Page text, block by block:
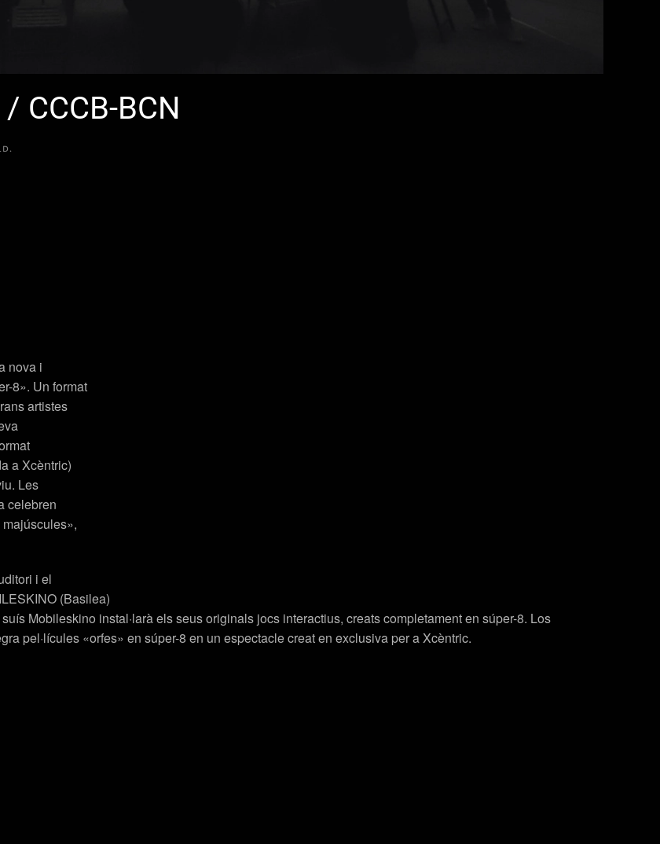
CCCB-BCN
.
nova i
8». Un format
artistes
a Xcèntric)
Les
celebren
i el
(Basilea)
Mobileskino instal·larà els seus originals jocs interactius, creats completament en súper-8. Los
pel·lícules «orfes» en súper-8 en un espectacle creat en exclusiva per a Xcèntric.